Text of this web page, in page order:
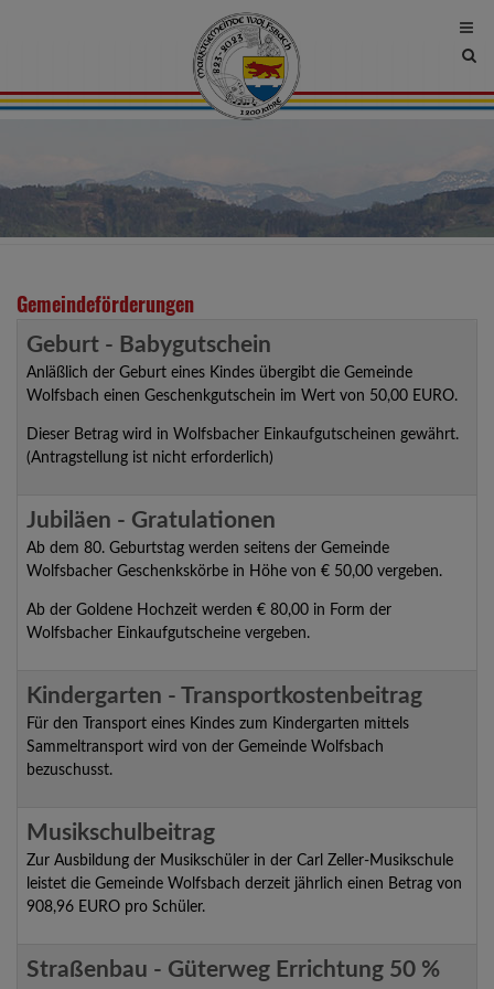
Site
Gemeindeförderungen
Geburt - Babygutschein
Anläßlich der Geburt eines Kindes übergibt die Gemeinde
Wolfsbach einen Geschenkgutschein im Wert von 50,00 EURO.
Dieser Betrag wird in Wolfsbacher Einkaufgutscheinen gewährt.
(Antragstellung ist nicht erforderlich)
Jubiläen - Gratulationen
Ab dem 80. Geburtstag werden seitens der Gemeinde
Wolfsbacher Geschenkskörbe in Höhe von € 50,00 vergeben.
Ab der Goldene Hochzeit werden € 80,00 in Form der
Wolfsbacher Einkaufgutscheine vergeben.
Kindergarten - Transportkostenbeitrag
Für den Transport eines Kindes zum Kindergarten mittels
Sammeltransport wird von der Gemeinde Wolfsbach
bezuschusst.
Musikschulbeitrag
Zur Ausbildung der Musikschüler in der Carl Zeller-Musikschule
leistet die Gemeinde Wolfsbach derzeit jährlich einen Betrag von
908,96 EURO pro Schüler.
Straßenbau - Güterweg Errichtung 50 %